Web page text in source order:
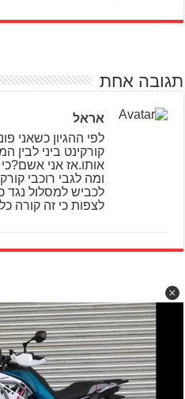
תגובה אחת
אראל
לפי ההגיון כשאני
קורקינט ביני לבין
אותו.אז אני
ומה לגבי רוכבי
לכביש למסלול נגד
לצפות כי זה קורה